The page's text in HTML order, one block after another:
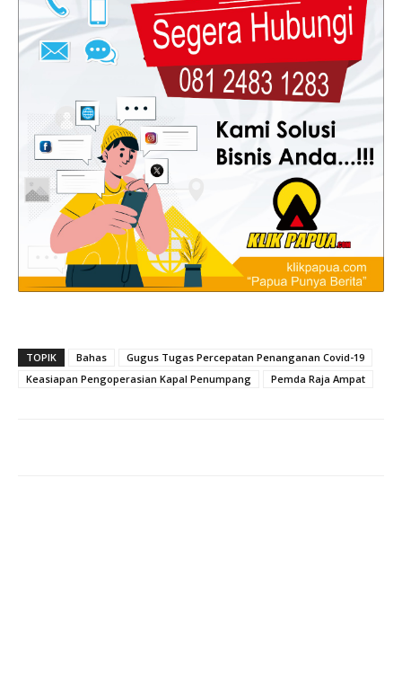
TOPIK Bahas
Gugus Tugas Percepatan Penanganan Covid-19
Keasiapan Pengoperasian Kapal Penumpang
Pemda Raja Ampat